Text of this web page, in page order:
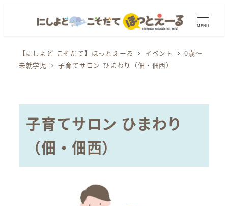
MENU
【にしよど こそだて】ほっとえーる イベント
0歳〜
未就学児
子育てサロン ひまわり（佃・佃西）
子育てサロン ひまわり
（佃・佃西）